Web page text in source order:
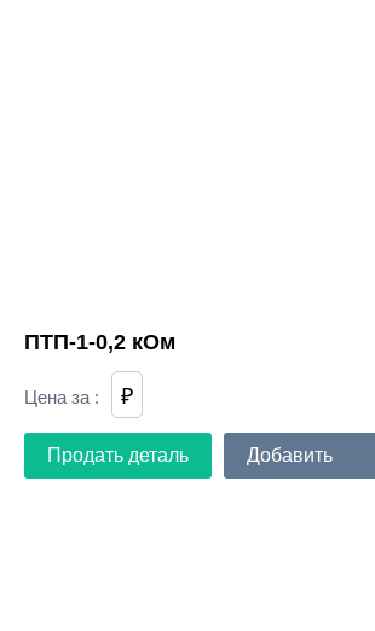
ПТП-1-0,2 кОм
Цена за : ₽
Продать деталь Добавить